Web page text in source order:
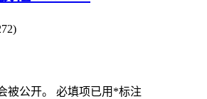
被公开。 必填项已用 *标注